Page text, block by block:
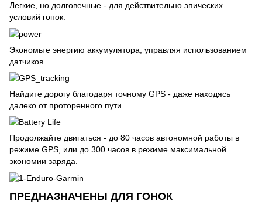
Легкие, но долговечные - для действительно эпических
условий гонок.
Экономьте энергию аккумулятора, управляя использованием
датчиков.
Найдите дорогу благодаря точному GPS - даже находясь
далеко от проторенного пути.
Продолжайте двигаться - до 80 часов автономной работы в
режиме GPS, или до 300 часов в режиме максимальной
экономии заряда.
ПРЕДНАЗНАЧЕНЫ ДЛЯ ГОНОК